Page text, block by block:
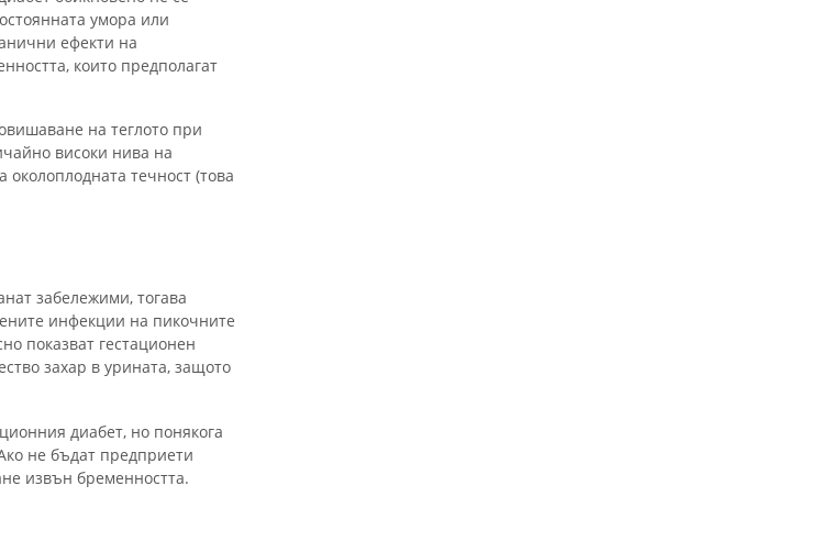
умора или
ефекти на
които предполагат
на теглото при
високи нива на
течност (това
забележими, тогава
инфекции на пикочните
показват гестационен
захар в урината, защото
диабет, но понякога
не бъдат предприети
извън бременността.